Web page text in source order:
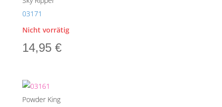
03171
Nicht vorrätig
14,95 €
Powder King